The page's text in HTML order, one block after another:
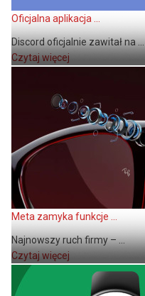
Oficjalna aplikacja ...
Discord oficjalnie zawitał na ...
Czytaj więcej
Meta zamyka funkcje ...
Najnowszy ruch firmy – ...
Czytaj więcej